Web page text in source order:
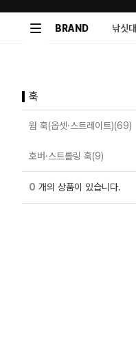
BRAND 낚싯대
훅
웜 훅(옵셋·스트레이트)(69)
호버·스트롤링 훅(9)
0 개의 상품이 있습니다.